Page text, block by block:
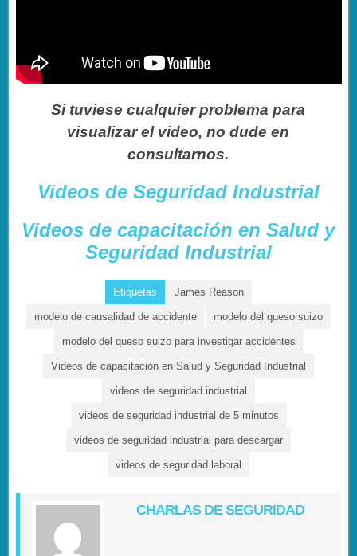
Si tuviese cualquier problema para
visualizar el video, no dude en
consultarnos.
Videos de Seguridad Industrial
Videos de capacitación en Salud y
Seguridad Industrial
Etiquetas James Reason
modelo de causalidad de accidente modelo del queso suizo
modelo del queso suizo para investigar accidentes
Videos de capacitación en Salud y Seguridad Industrial
videos de seguridad industrial
videos de seguridad industrial de 5 minutos
videos de seguridad industrial para descargar
videos de seguridad laboral
CHARLAS DE SEGURIDAD